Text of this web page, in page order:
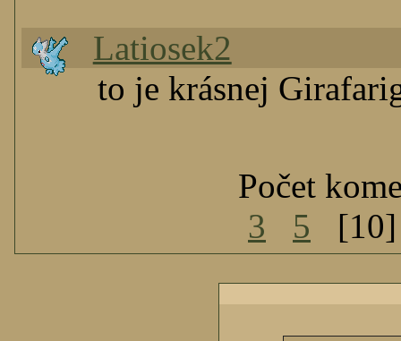
Latiosek2
to je krásnej
Počet
3
5